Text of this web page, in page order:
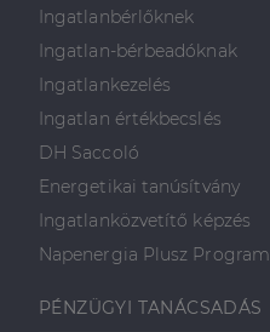
Ingatlanbérlőknek
Ingatlan-bérbeadóknak
Ingatlankezelés
Ingatlan értékbecslés
DH Saccoló
Energetikai tanúsítvány
Ingatlanközvetítő képzés
Napenergia Plusz Program
PÉNZÜGYI TANÁCSADÁS